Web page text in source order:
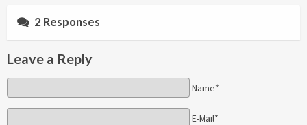
2 Responses
Leave a Reply
Name*
E-Mail*